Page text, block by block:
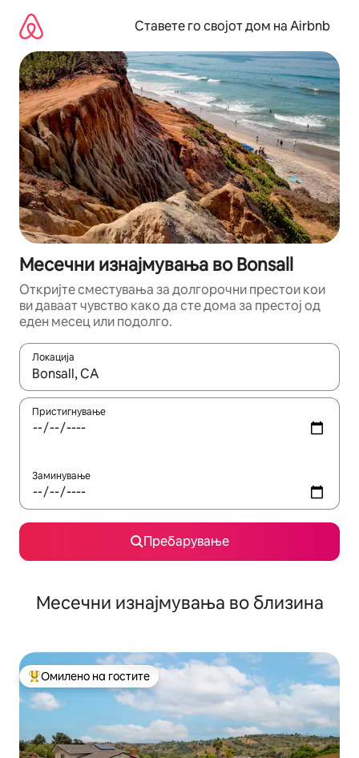
содржина
Ставете го својот дом на Airbnb
Месечни изнајмувања во Bonsall
Откријте сместувања за долгорочни престои кои
ви даваат чувство како да сте дома за престој од
еден месец или подолго.
Локација
Кога резултатите се достапни, движете се со копчињата
Пристигнување
Заминување
Пребарување
Месечни изнајмувања во близина
Меѓу најуспешните „Омилени на гостите“
Омилено на гостите